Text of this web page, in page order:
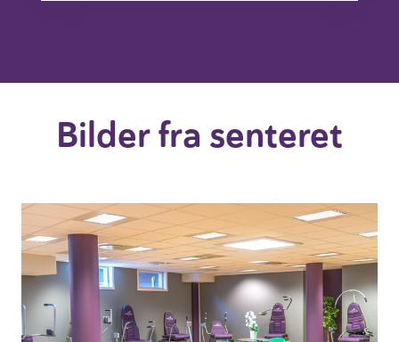
Bilder fra senteret